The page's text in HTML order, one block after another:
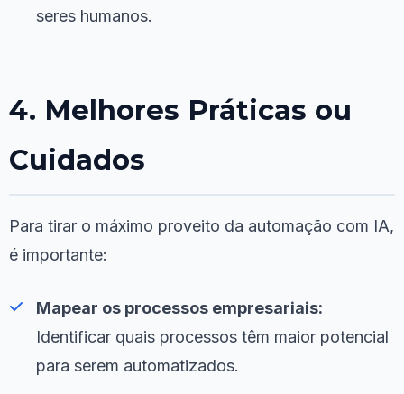
seres humanos.
4. Melhores Práticas ou
Cuidados
Para tirar o máximo proveito da automação com IA,
é importante:
Mapear os processos empresariais:
Identificar quais processos têm maior potencial
para serem automatizados.